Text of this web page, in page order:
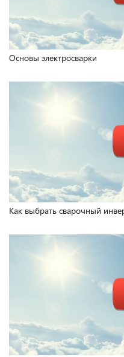
Основы электросварки
Как выбрать сварочный